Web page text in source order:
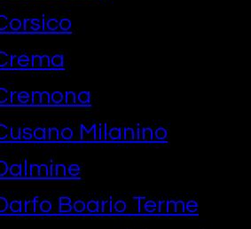
Milanino
Boario Terme